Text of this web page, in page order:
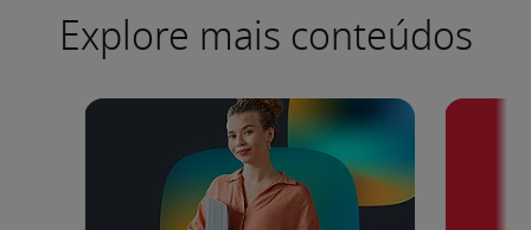
Explore mais conteúdos